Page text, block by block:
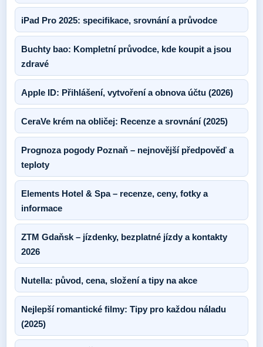
iPad Pro 2025: specifikace, srovnání a průvodce
Buchty bao: Kompletní průvodce, kde koupit a jsou
zdravé
Apple ID: Přihlášení, vytvoření a obnova účtu (2026)
CeraVe krém na obličej: Recenze a srovnání (2025)
Prognoza pogody Poznaň – nejnovější předpověď a
teploty
Elements Hotel & Spa – recenze, ceny, fotky a
informace
ZTM Gdaňsk – jízdenky, bezplatné jízdy a kontakty
2026
Nutella: původ, cena, složení a tipy na akce
Nejlepší romantické filmy: Tipy pro každou náladu
(2025)